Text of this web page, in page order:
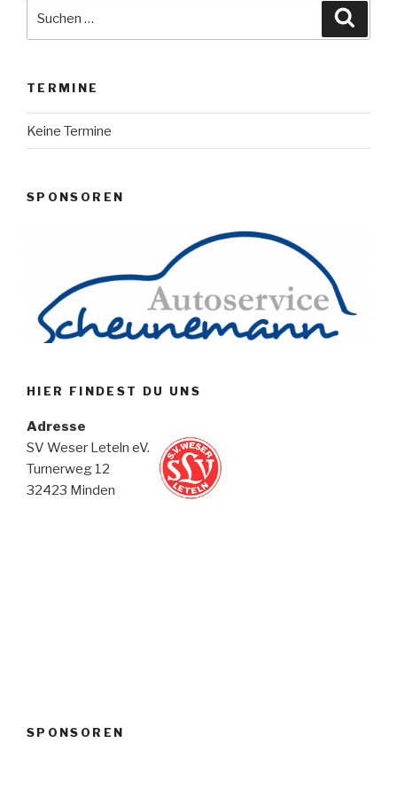
TERMINE
Keine Termine
SPONSOREN
HIER FINDEST DU UNS
Adresse
SV Weser Leteln eV.
Turnerweg 12
32423 Minden
SPONSOREN